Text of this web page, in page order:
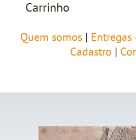
Carrinho
Quem somos Entregas
Cadastro